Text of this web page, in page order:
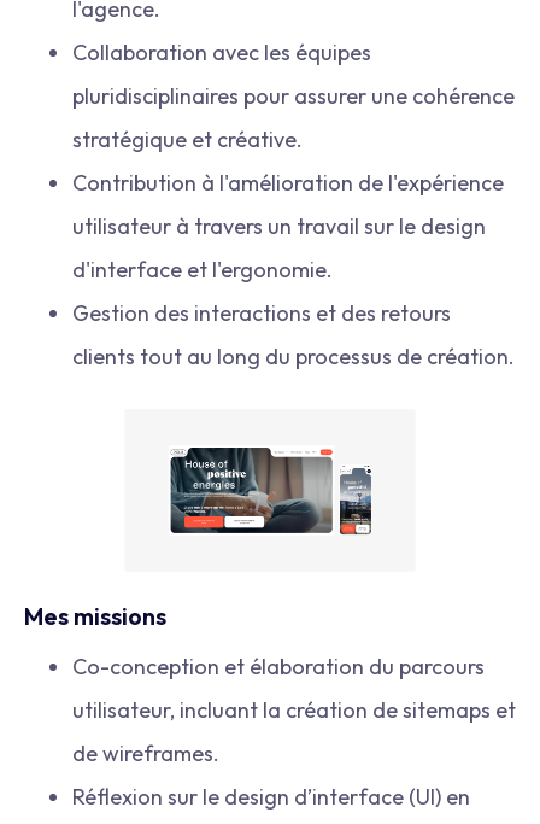
l'agence.
Collaboration avec les équipes
pluridisciplinaires pour assurer une cohérence
stratégique et créative.
Contribution à l'amélioration de l'expérience
utilisateur à travers un travail sur le design
d'interface et l'ergonomie.
Gestion des interactions et des retours
clients tout au long du processus de création.
Mes missions
Co-conception et élaboration du parcours
utilisateur, incluant la création de sitemaps et
de wireframes.
Réflexion sur le design d’interface (UI) en